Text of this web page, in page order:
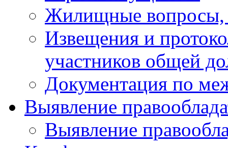
Жилищные вопросы,
Извещения и
участников общей
Документация по
Выявление
Выявление